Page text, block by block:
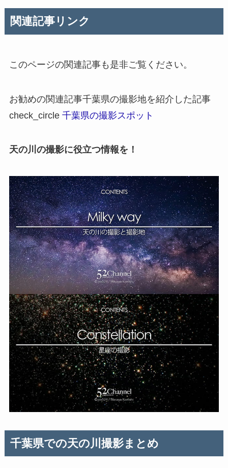
関連記事リンク
このページの関連記事も是非ご覧ください。
お勧めの関連記事千葉県の撮影地を紹介した記事
check_circle 千葉県の撮影スポット
天の川の撮影に役立つ情報を！
千葉県での天の川撮影まとめ